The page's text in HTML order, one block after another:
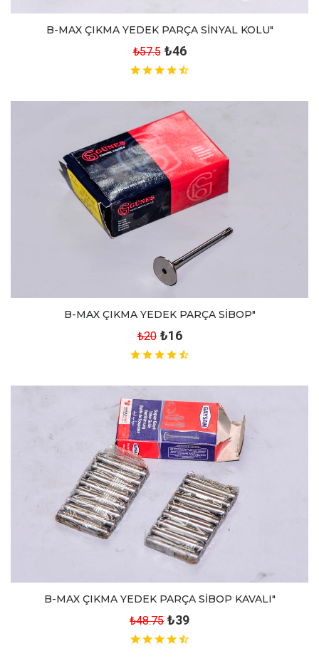
B-MAX ÇIKMA YEDEK PARÇA SİNYAL KOLU"
₺57.5 ₺46
B-MAX ÇIKMA YEDEK PARÇA SİBOP"
₺20 ₺16
B-MAX ÇIKMA YEDEK PARÇA SİBOP KAVALI"
₺48.75 ₺39